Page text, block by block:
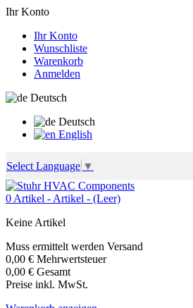
Ihr Konto
Ihr Konto
Wunschliste
Warenkorb
Anmelden
Deutsch
Deutsch
English
Select Language ▼
0 Artikel - Artikel - (Leer)
Keine Artikel
Muss ermittelt werden Versand
0,00 € Mehrwertsteuer
0,00 € Gesamt
Preise inkl. MwSt.